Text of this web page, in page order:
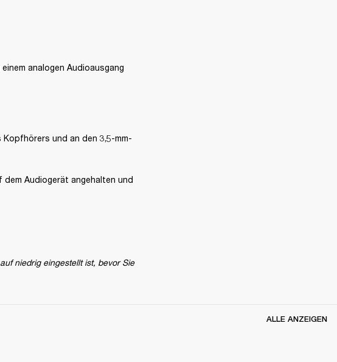
analogen Audioausgang
und an den 3,5-mm-
Audiogerät angehalten und
niedrig eingestellt ist, bevor Sie
ALLE ANZEIGEN